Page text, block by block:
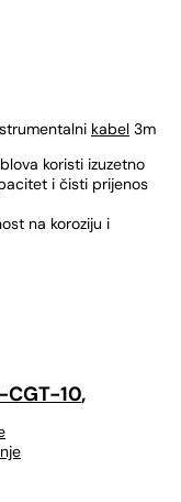
kabel 3m
koristi izuzetno
i čisti prijenos
na koroziju i
CGT-10,